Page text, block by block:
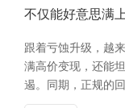
不仅能好意思满
跟着亏蚀升级，越
满高价变现，还能
遏。同期，正规的